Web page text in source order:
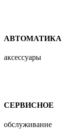
АВТОМАТИКА
аксессуары
СЕРВИСНОЕ
обслуживание